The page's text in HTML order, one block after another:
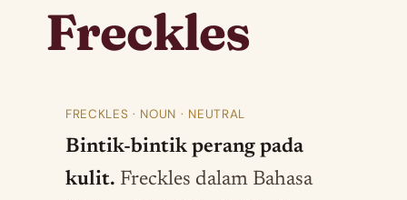
Freckles
FRECKLES · NOUN · NEUTRAL
Bintik-bintik perang pada
kulit. Freckles dalam Bahasa